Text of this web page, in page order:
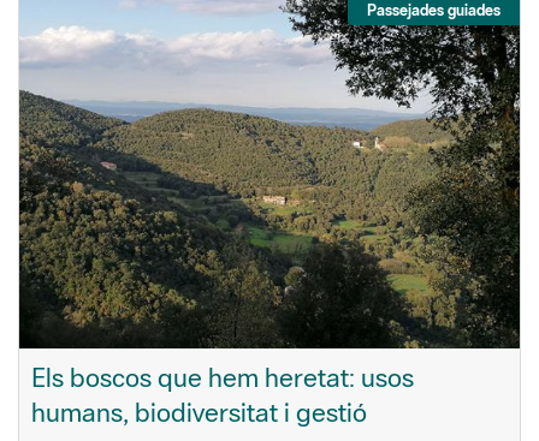
Passejades guiades
Els boscos que hem heretat: usos
humans, biodiversitat i gestió